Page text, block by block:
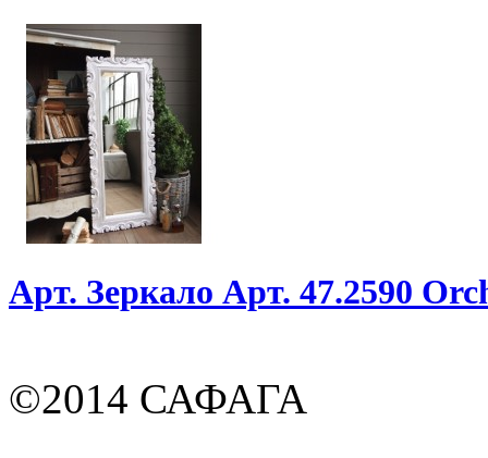
Арт. Зеркало Арт. 47.2590
©2014 САФАГА